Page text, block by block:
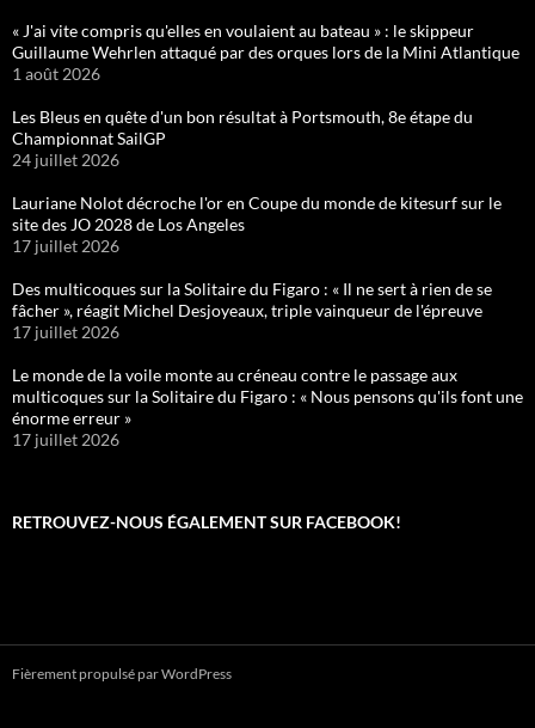
« J'ai vite compris qu'elles en voulaient au bateau » : le skippeur
Guillaume Wehrlen attaqué par des orques lors de la Mini Atlantique
1 août 2026
Les Bleus en quête d'un bon résultat à Portsmouth, 8e étape du
Championnat SailGP
24 juillet 2026
Lauriane Nolot décroche l'or en Coupe du monde de kitesurf sur le
site des JO 2028 de Los Angeles
17 juillet 2026
Des multicoques sur la Solitaire du Figaro : « Il ne sert à rien de se
fâcher », réagit Michel Desjoyeaux, triple vainqueur de l'épreuve
17 juillet 2026
Le monde de la voile monte au créneau contre le passage aux
multicoques sur la Solitaire du Figaro : « Nous pensons qu'ils font une
énorme erreur »
17 juillet 2026
RETROUVEZ-NOUS ÉGALEMENT SUR FACEBOOK!
Fièrement propulsé par WordPress